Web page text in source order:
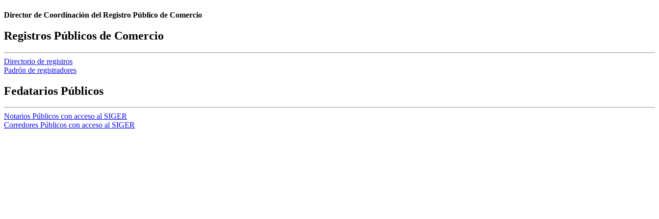
Director de Coordinación del Registro Público de Comercio
Registros Públicos de Comercio
Directorio de registros
Padrón de registradores
Fedatarios Públicos
Notarios Públicos con acceso al SIGER
Corredores Públicos con acceso al SIGER